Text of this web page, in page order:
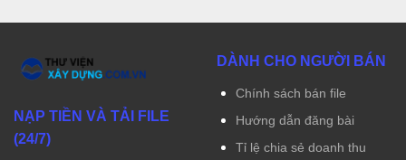
NẠP TIỀN VÀ TẢI FILE
(24/7)
DÀNH CHO NGƯỜI BÁN
Chính sách bán file
Hướng dẫn đăng bài
Tỉ lệ chia sẻ doanh thu